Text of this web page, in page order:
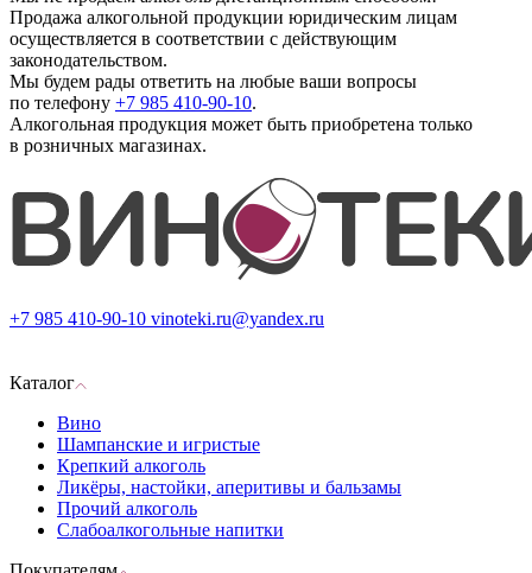
Продажа алкогольной продукции юридическим лицам
осуществляется в соответствии с действующим
законодательством.
Мы будем рады ответить на любые ваши вопросы
по телефону +7 985 410-90-10.
Алкогольная продукция может быть приобретена только
в розничных магазинах.
+7 985 410-90-10 vinoteki.ru@yandex.ru
Каталог
Вино
Шампанские и игристые
Крепкий алкоголь
Ликёры, настойки, аперитивы и бальзамы
Прочий алкоголь
Слабоалкогольные напитки